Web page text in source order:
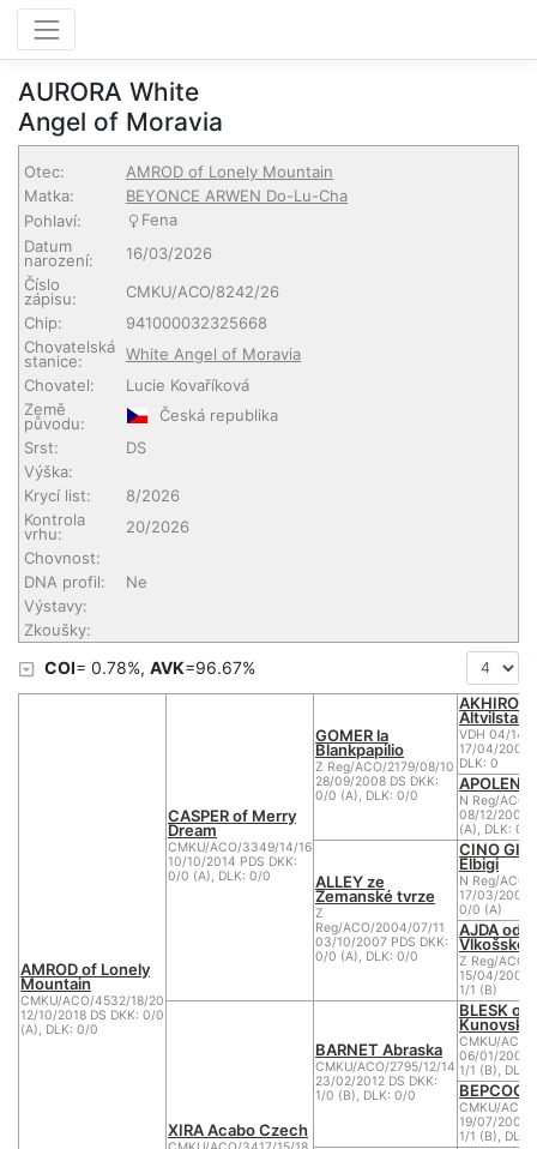
AURORA White
Angel of Moravia
Otec:
AMROD of Lonely Mountain
Matka:
BEYONCE ARWEN Do-Lu-Cha
Pohlaví:
Fena
Datum
narození:
16/03/2026
Číslo
zápisu:
CMKU/ACO/8242/26
Chip:
941000032325668
Chovatelská
stanice:
White Angel of Moravia
Chovatel:
Lucie Kovaříková
Země
původu:
Česká republika
Srst:
DS
Výška:
Krycí list:
8/2026
Kontrola
vrhu:
20/2026
Chovnost:
DNA profil:
Ne
Výstavy:
Zkoušky:
COI= 0.78%, AVK=96.67%
AMROD of Lonely
Mountain
CMKU/ACO/4532/18/20
12/10/2018 DS DKK: 0/0
(A), DLK: 0/0
CASPER of Merry
Dream
CMKU/ACO/3349/14/16
10/10/2014 PDS DKK:
0/0 (A), DLK: 0/0
GOMER la
Blankpapilio
Z Reg/ACO/2179/08/10
28/09/2008 DS DKK:
0/0 (A), DLK: 0/0
AKHIRO
Altvilstal
VDH 04/
17/04/2004
DLK: 0
APOLENA
N Reg/ACO/
08/12/2002
(A), DLK: 0/0
ALLEY ze
Zemanské tvrze
Z
Reg/ACO/2004/07/11
03/10/2007 PDS DKK:
0/0 (A), DLK: 0/0
CINO
Elbigi
N Reg/
17/03/2001
0/0 (A)
AJDA od
Z Reg/
15/04/2003
1/1 (B)
XIRA Acabo Czech
BARNET Abraska
CMKU/ACO/2795/12/14
23/02/2012 DS DKK:
1/0 (B), DLK: 0/0
BLESK od
CMKU/
06/01/2007
1/1 (B),
CMKU/ACO/
19/07/2008
1/1 (B),